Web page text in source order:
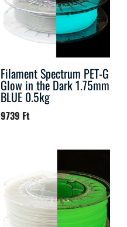
Filament Spectrum PET-G
Glow in the Dark 1.75mm
BLUE 0.5kg
9739 Ft